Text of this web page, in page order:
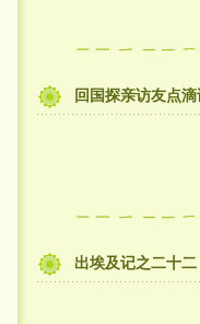
回国探亲访友点
出埃及记之二十